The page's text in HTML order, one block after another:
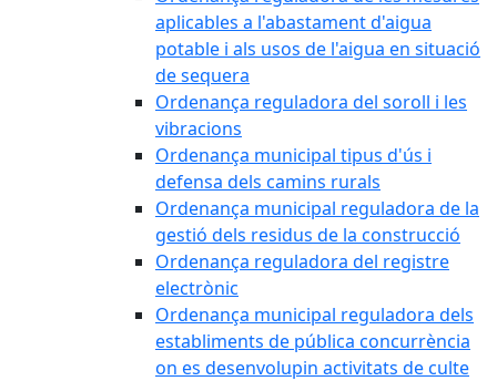
aplicables a l'abastament d'aigua
potable i als usos de l'aigua en situació
de sequera
Ordenança reguladora del soroll i les
vibracions
Ordenança municipal tipus d'ús i
defensa dels camins rurals
Ordenança municipal reguladora de la
gestió dels residus de la construcció
Ordenança reguladora del registre
electrònic
Ordenança municipal reguladora dels
establiments de pública concurrència
on es desenvolupin activitats de culte